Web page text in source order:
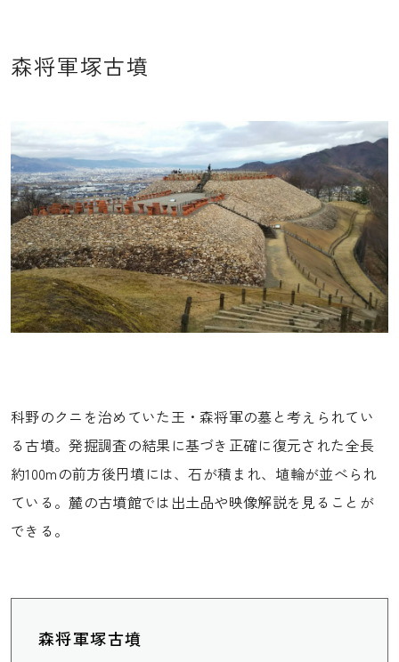
森将軍塚古墳
科野のクニを治めていた王・森将軍の墓と考えられてい
る古墳。発掘調査の結果に基づき正確に復元された全長
約100mの前方後円墳には、石が積まれ、埴輪が並べられ
ている。麓の古墳館では出土品や映像解説を見ることが
できる。
森将軍塚古墳